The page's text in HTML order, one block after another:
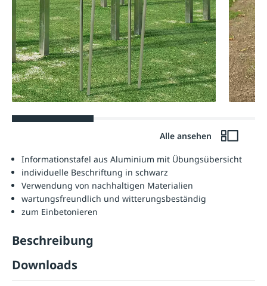
Alle ansehen
Informationstafel aus Aluminium mit Übungsübersicht
individuelle Beschriftung in schwarz
Verwendung von nachhaltigen Materialien
wartungsfreundlich und witterungsbeständig
zum Einbetonieren
Beschreibung
Downloads